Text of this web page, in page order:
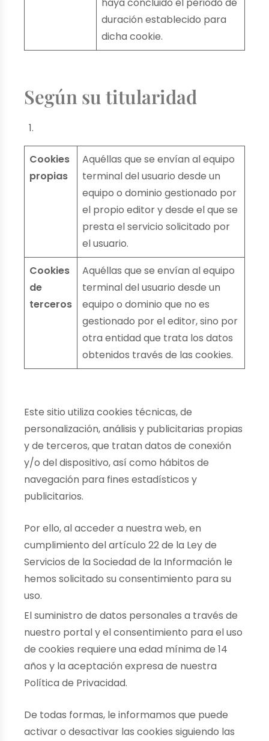
haya concluido el periodo de
duración establecido para
dicha cookie.
Según su titularidad
Cookies
propias
Aquéllas que se envían al equipo
terminal del usuario desde un
equipo o dominio gestionado por
el propio editor y desde el que se
presta el servicio solicitado por
el usuario.
Cookies
de
terceros
Aquéllas que se envían al equipo
terminal del usuario desde un
equipo o dominio que no es
gestionado por el editor, sino por
otra entidad que trata los datos
obtenidos través de las cookies.
Este sitio utiliza cookies técnicas, de
personalización, análisis y publicitarias propias
y de terceros, que tratan datos de conexión
y/o del dispositivo, así como hábitos de
navegación para fines estadísticos y
publicitarios.
Por ello, al acceder a nuestra web, en
cumplimiento del artículo 22 de la Ley de
Servicios de la Sociedad de la Información le
hemos solicitado su consentimiento para su
uso.
El suministro de datos personales a través de
nuestro portal y el consentimiento para el uso
de cookies requiere una edad mínima de 14
años y la aceptación expresa de nuestra
Política de Privacidad.
De todas formas, le informamos que puede
activar o desactivar las cookies siguiendo las